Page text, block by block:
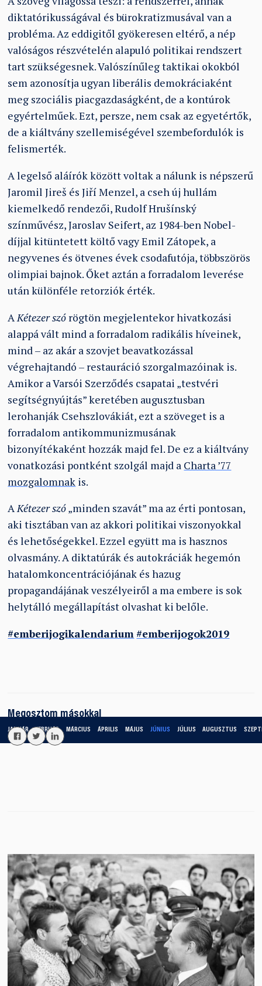
JANUÁR FEBRUÁR MÁRCIUS ÁPRILIS MÁJUS JÚNIUS JÚLIUS AUGUSZTUS
diktatórikusságával és bürokratizmusával van a
probléma. Az eddigitől gyökeresen eltérő, a nép
valóságos részvételén alapuló politikai rendszert
tart szükségesnek. Valószínűleg taktikai okokból
sem azonosítja ugyan liberális demokráciaként
meg szociális piacgazdaságként, de a kontúrok
egyértelműek. Ezt, persze, nem csak az egyetértők,
de a kiáltvány szellemiségével szembefordulók is
felismerték.
A legelső aláírók között voltak a nálunk is népszerű
Jaromil Jireš és Jiří Menzel, a cseh új hullám
kiemelkedő rendezői, Rudolf Hrušínský
színművész, Jaroslav Seifert, az 1984-ben Nobel-
díjjal kitüntetett költő vagy Emil Zátopek, a
negyvenes és ötvenes évek csodafutója, többszörös
olimpiai bajnok. Őket aztán a forradalom leverése
után különféle retorziók érték.
A Kétezer szó rögtön megjelentekor hivatkozási
alappá vált mind a forradalom radikális híveinek,
mind – az akár a szovjet beavatkozással
végrehajtandó – restauráció szorgalmazóinak is.
Amikor a Varsói Szerződés csapatai „testvéri
segítségnyújtás” keretében augusztusban
lerohanják Csehszlovákiát, ezt a szöveget is a
forradalom antikommunizmusának
bizonyítékaként hozzák majd fel. De ez a kiáltvány
vonatkozási pontként szolgál majd a Charta ’77
mozgalomnak is.
AKétezer szó„minden szavát” ma az érti pontosan,
aki tisztában van az akkori politikai viszonyokkal
és lehetőségekkel. Ezzel együtt ma is hasznos
olvasmány. A diktatúrák és autokráciák hegemón
hatalomkoncentrációjának és hazug
propagandájának veszélyeiről a ma embere is sok
helytálló megállapítást olvashat ki belőle.
#emberijogikalendarium#emberijogok2019
Megosztom másokkal